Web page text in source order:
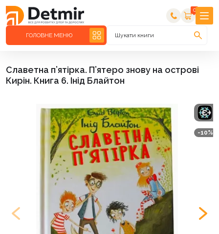
0
ГОЛОВНЕ МЕНЮ Шукати книги
Славетна п’ятірка. П’ятеро знову на острові
Кирін. Книга 6. Інід Блайтон
-10%